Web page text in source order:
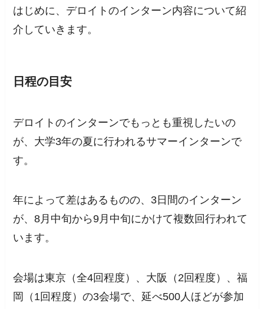
はじめに、デロイトのインターン内容について紹
介していきます。
日程の目安
デロイトのインターンでもっとも重視したいの
が、大学3年の夏に行われるサマーインターンで
す。
年によって差はあるものの、3日間のインターン
が、8月中旬から9月中旬にかけて複数回行われて
います。
会場は東京（全4回程度）、大阪（2回程度）、福
岡（1回程度）の3会場で、延べ500人ほどが参加